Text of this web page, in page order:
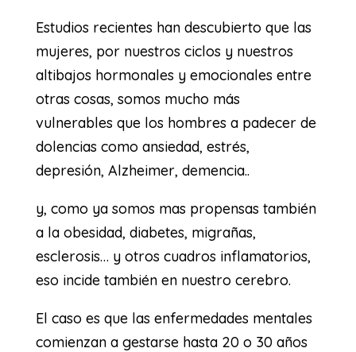
Estudios recientes han descubierto que las
mujeres, por nuestros ciclos y nuestros
altibajos hormonales y emocionales entre
otras cosas, somos mucho más
vulnerables que los hombres a padecer de
dolencias como ansiedad, estrés,
depresión, Alzheimer, demencia..
y, como ya somos mas propensas también
a la obesidad, diabetes, migrañas,
esclerosis… y otros cuadros inflamatorios,
eso incide también en nuestro cerebro.
El caso es que las enfermedades mentales
comienzan a gestarse hasta 20 o 30 años